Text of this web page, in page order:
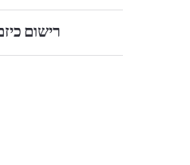
רישום